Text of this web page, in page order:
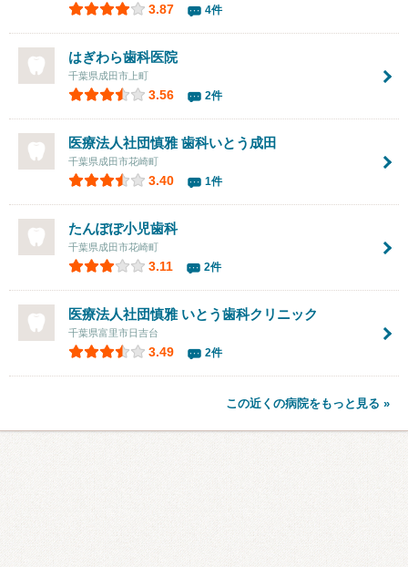
3.87 4件
はぎわら歯科医院
千葉県成田市上町
3.56 2件
医療法人社団慎雅 歯科いとう成田
千葉県成田市花崎町
3.40 1件
たんぽぽ小児歯科
千葉県成田市花崎町
3.11 2件
医療法人社団慎雅 いとう歯科クリニック
千葉県富里市日吉台
3.49 2件
この近くの病院をもっと見る »